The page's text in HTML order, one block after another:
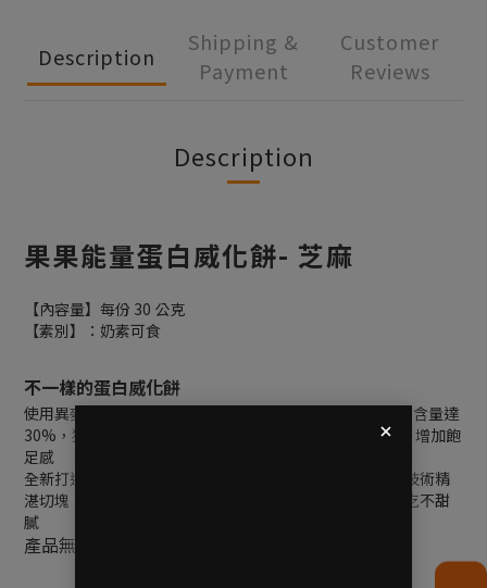
Description
Shipping &
Payment
Customer
Reviews
Description
果果能量蛋白威化餅- 芝麻
【內容量】每份 30 公克
【素別】：奶素可食
不一樣的蛋白威化餅
使用異麥芽寡糖、0克反式脂肪，每份蛋白威化餅的蛋白質含量達
30%，獨家添加 MCT 中鏈三酸甘油脂，快速轉換為能量、增加飽
足感
全新打造美味口感，香濃美味一口一塊不易碎，緊緻壓層技術精
湛切塊，層次分明不易碎。多層蛋白夾心，口感扎實，好吃不甜
膩
產品無添加防腐劑與色素